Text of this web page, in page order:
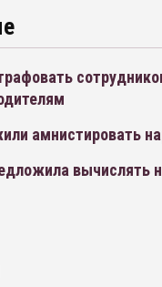
амнистировать